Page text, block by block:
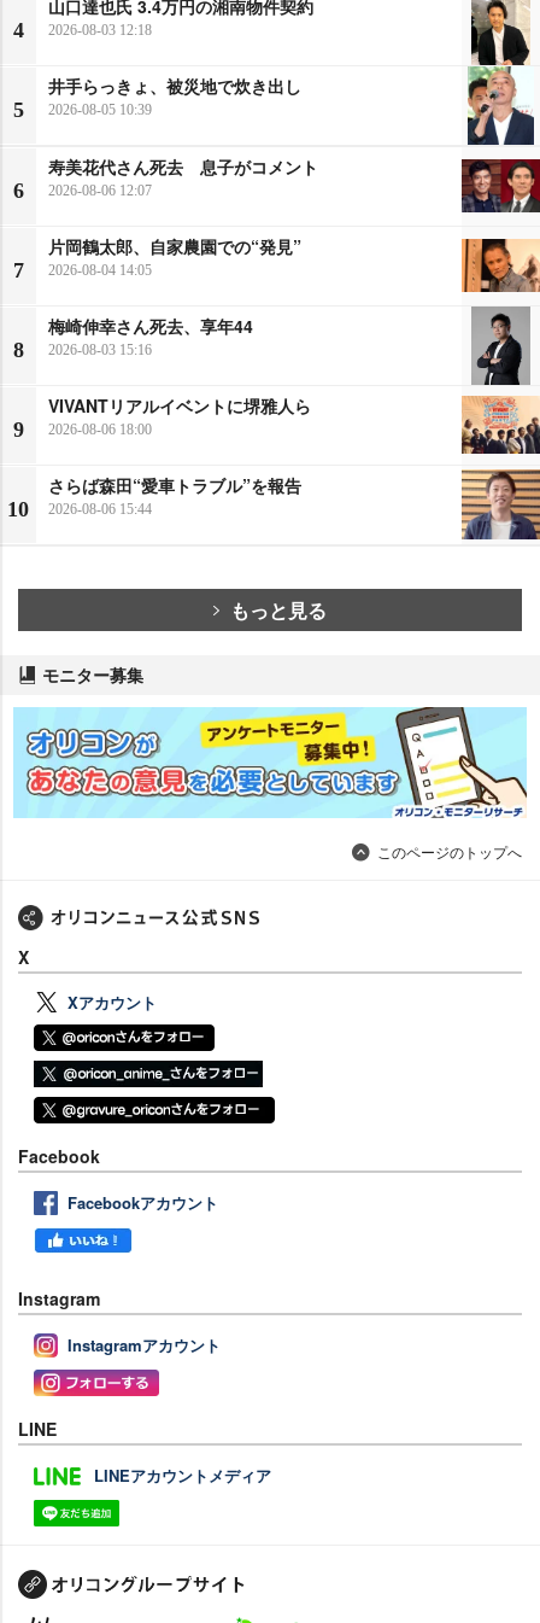
4
山口達也氏 3.4万円の湘南物件契約
2026-08-03 12:18
5
井手らっきょ、被災地で炊き出し
2026-08-05 10:39
6
寿美花代さん死去 息子がコメント
2026-08-06 12:07
7
片岡鶴太郎、自家農園での“発見”
2026-08-04 14:05
8
梅崎伸幸さん死去、享年44
2026-08-03 15:16
9
VIVANTリアルイベントに堺雅人ら
2026-08-06 18:00
10
さらば森田“愛車トラブル”を報告
2026-08-06 15:44
もっと見る
モニター募集
このページのトップへ
X
Xアカウント
Facebook
Facebookアカウント
Instagram
Instagramアカウント
LINE
LINEアカウントメディア